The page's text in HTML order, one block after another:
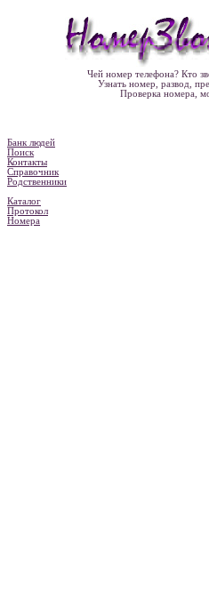
Чей номер телефона? Кто
Узнать номер, развод,
Проверка номера,
Банк людей
Поиск
Контакты
Справочник
Родственники
Каталог
Протокол
Номера